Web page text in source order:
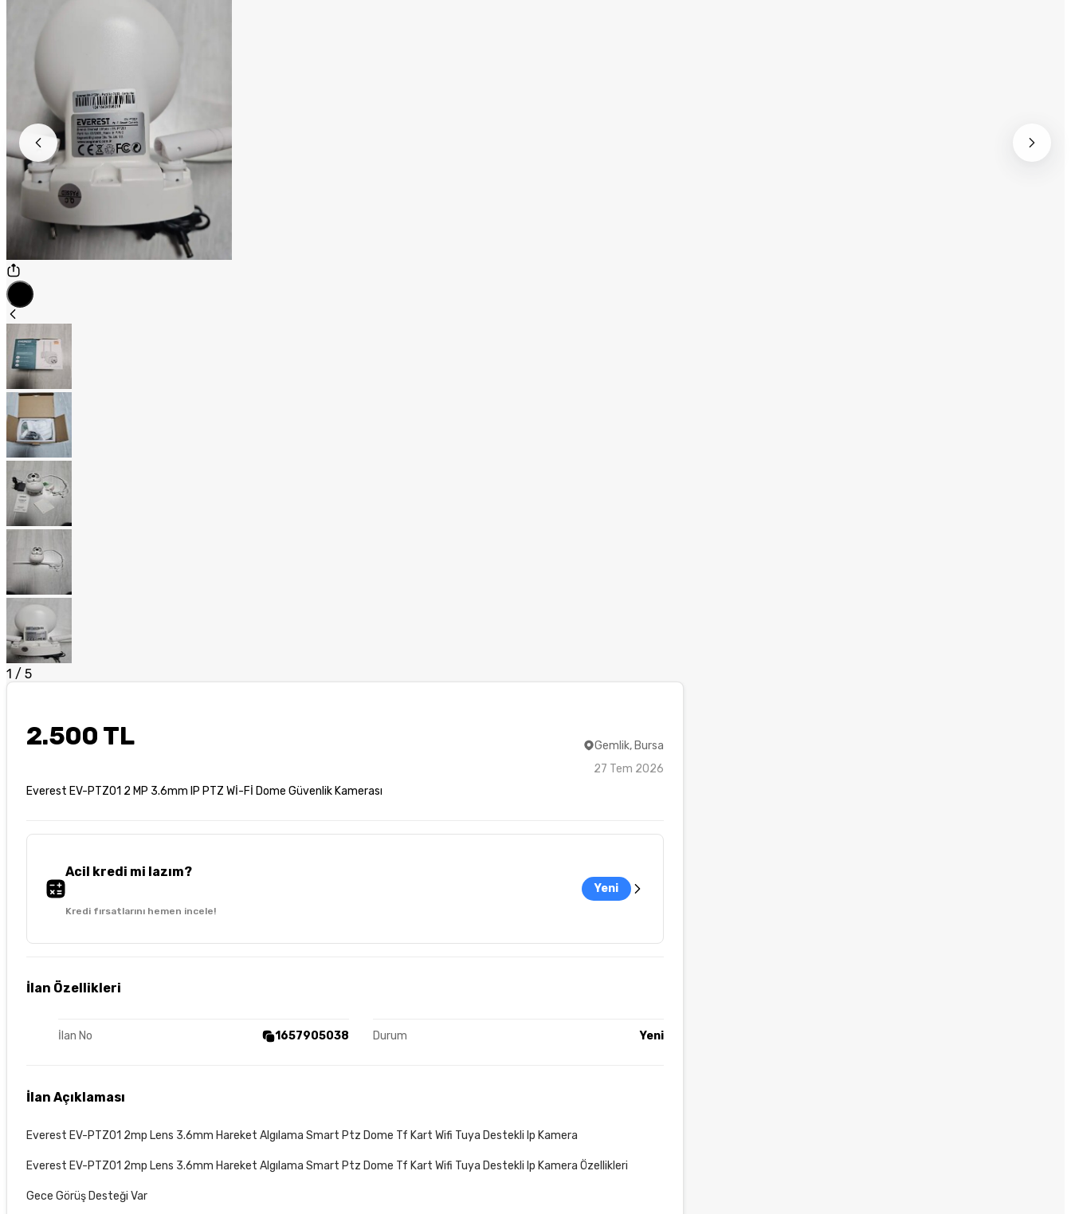
1 / 5
2.500 TL
Everest EV-PTZ01 2 MP 3.6mm IP PTZ Wİ-Fİ Dome Güvenlik Kamerası
Gemlik, Bursa
27 Tem 2026
Acil kredi mi lazım?
Kredi fırsatlarını hemen incele!
Yeni
İlan Özellikleri
İlan No 1657905038 Durum Yeni
İlan Açıklaması
Everest EV-PTZ01 2mp Lens 3.6mm Hareket Algılama Smart Ptz Dome Tf Kart Wifi Tuya Destekli Ip Kamera
Everest EV-PTZ01 2mp Lens 3.6mm Hareket Algılama Smart Ptz Dome Tf Kart Wifi Tuya Destekli Ip Kamera Özellikleri
Gece Görüş Desteği Var